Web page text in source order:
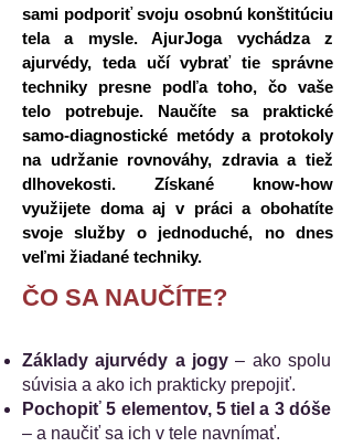
sami podporiť svoju osobnú konštitúciu
tela a mysle. AjurJoga vychádza z
ajurvédy, teda učí vybrať tie správne
techniky presne podľa toho, čo vaše
telo potrebuje. Naučíte sa praktické
samo-diagnostické metódy a protokoly
na udržanie rovnováhy, zdravia a tiež
dlhovekosti. Získané know-how
využijete doma aj v práci a obohatíte
svoje služby o jednoduché, no dnes
veľmi žiadané techniky.
ČO SA NAUČÍTE?
Základy ajurvédy a jogy – ako spolu
súvisia a ako ich prakticky prepojiť.
Pochopiť 5 elementov, 5 tiel a 3 dóše
– a naučiť sa ich v tele navnímať.